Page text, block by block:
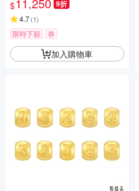
$11,250 9折
4.7(1)
限時下殺 券
加入購物車